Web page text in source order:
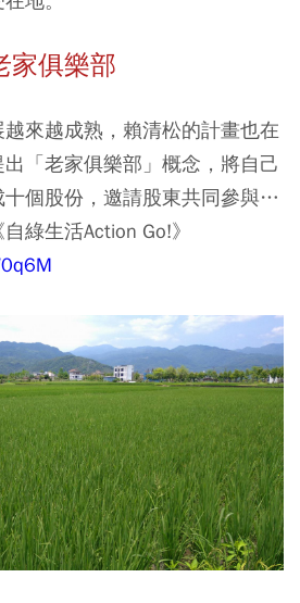
家俱樂部
來越成熟，賴清松的計畫也在
「老家俱樂部」概念，將自己
十個股份，邀請股東共同參與…
綠生活Action Go!》